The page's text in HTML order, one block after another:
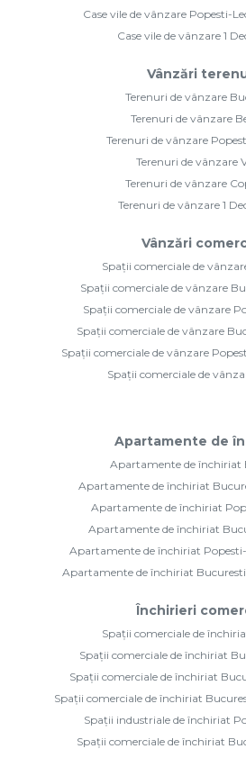
Case vile de vânzare Popesti-
Case vile de vânzare 1
Vânzări
Terenuri de vânzare
Terenuri de vânzare
Terenuri de vânzare
Terenuri de vânzare
Terenuri de vânzare
Terenuri de vânzare 1
Vânzări
Spații comerciale de
Spații comerciale de vânzare
Spații comerciale de vânzare
Spații comerciale de vânzare
Spații comerciale de vânzare
Spații comerciale de
Apartamente de
Apartamente de închiriat
Apartamente de închiriat
Apartamente de închiriat
Apartamente de închiriat
Apartamente de închiriat
Apartamente de închiriat
Închirieri
Spații comerciale de
Spații comerciale de închiriat
Spații comerciale de închiriat
Spații comerciale de închiriat
Spații industriale de închiriat
Spații comerciale de închiriat